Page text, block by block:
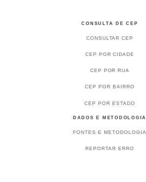
CONSULTA DE CEP
CONSULTAR CEP
CEP POR CIDADE
CEP POR RUA
CEP POR BAIRRO
CEP POR ESTADO
DADOS E METODOLOGIA
FONTES E METODOLOGIA
REPORTAR ERRO